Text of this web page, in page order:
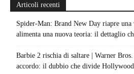
Articoli recenti
Spider-Man: Brand New Day riapre
alimenta una nuova teoria: il dettaglio
Barbie 2 rischia di saltare | Warner
accordo: il dubbio che divide Hollywood